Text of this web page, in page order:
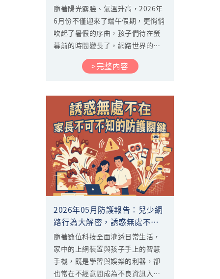
日數位安全
隨著陽光露臉、氣溫升高，2026年
6月份不僅迎來了端午假期，更悄悄
吹起了暑假的序曲，孩子們待在螢
幕前的時間變長了，網路世界的潛
在風險也隨之激增。究竟在這個月
中華電信色情守門員幫大家擋下了
回顧6月份的最新防護大數據。...
>完整內容
2026年05月防護報告：兒少網
路行為大解密，誘惑無處不
在，家長不可不知的防護關
鍵！
隨著數位科技全面滲透日常生活，
家中的上網裝置與孩子手上的智慧
手機，既是學習與娛樂的利器，卻
也常在不經意間成為不良資訊入侵